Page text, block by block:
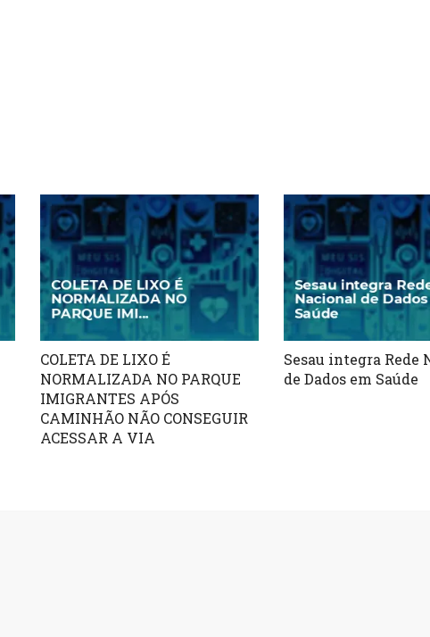
COLETA DE LIXO É
NORMALIZADA NO PARQUE
IMIGRANTES APÓS
CAMINHÃO NÃO CONSEGUIR
ACESSAR A VIA
Sesau integra Rede
de Dados em Saúde